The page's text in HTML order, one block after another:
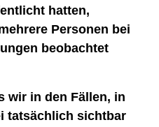
hatten,
Personen bei
beobachtet
wir in den Fällen, in
tatsächlich sichtbar